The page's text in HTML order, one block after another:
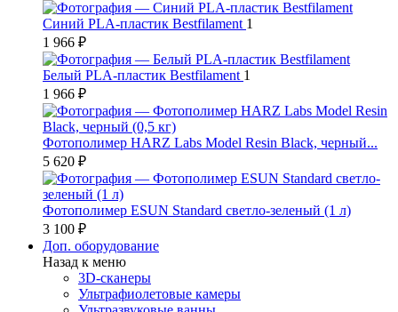
Синий PLA-пластик Bestfilament 1
1 966 ₽
Белый PLA-пластик Bestfilament 1
1 966 ₽
Фотополимер HARZ Labs Model Resin Black, черный...
5 620 ₽
Фотополимер ESUN Standard светло-зеленый (1 л)
3 100 ₽
Доп. оборудование
Назад к меню
3D-сканеры
Ультрафиолетовые камеры